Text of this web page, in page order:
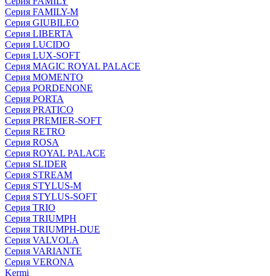
Серия FAMILY-M
Серия GIUBILEO
Серия LIBERTA
Серия LUCIDO
Серия LUX-SOFT
Серия MAGIC ROYAL PALACE
Серия MOMENTO
Серия PORDENONE
Серия PORTA
Серия PRATICO
Серия PREMIER-SOFT
Серия RETRO
Серия ROSA
Серия ROYAL PALACE
Серия SLIDER
Серия STREAM
Серия STYLUS-M
Серия STYLUS-SOFT
Серия TRIO
Серия TRIUMPH
Серия TRIUMPH-DUE
Серия VALVOLA
Серия VARIANTE
Серия VERONA
Kermi